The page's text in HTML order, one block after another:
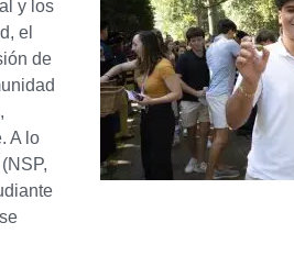
y los
el
de
A lo